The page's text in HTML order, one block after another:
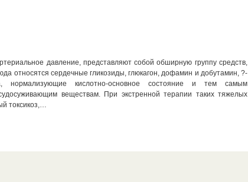
давление, представляют собой обширную группу средств,
относятся сердечные гликозиды, глюкагон, дофамин и добутамин, ?-
нормализующие кислотно-основное состояние и тем самым
веществам. При экстренной терапии таких тяжелых
токсикоз,…